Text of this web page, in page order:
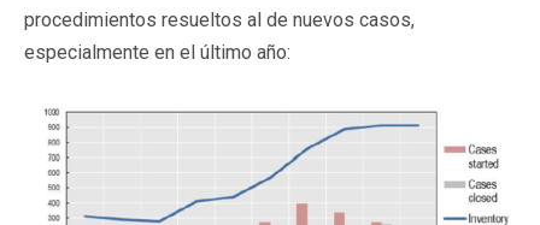
procedimientos resueltos al de nuevos casos,
especialmente en el último año: